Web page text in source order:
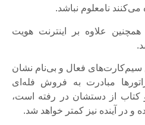
می‌کنند نامعلوم نباشد.
علاوه بر اینترنت هویت
سیم‌کارت‌های فعال و بی‌نام نشان
مبادرت به فروش فله‌ای
از دستشان در رفته است،
و در آینده نیز کمتر خواهد شد.